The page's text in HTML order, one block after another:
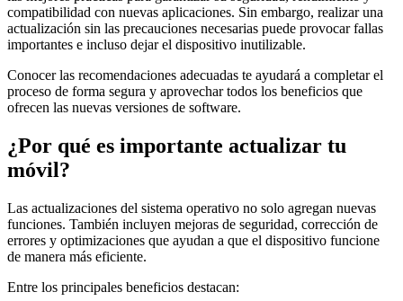
compatibilidad con nuevas aplicaciones. Sin embargo, realizar una
actualización sin las precauciones necesarias puede provocar fallas
importantes e incluso dejar el dispositivo inutilizable.
Conocer las recomendaciones adecuadas te ayudará a completar el
proceso de forma segura y aprovechar todos los beneficios que
ofrecen las nuevas versiones de software.
¿Por qué es importante actualizar tu
móvil?
Las actualizaciones del sistema operativo no solo agregan nuevas
funciones. También incluyen mejoras de seguridad, corrección de
errores y optimizaciones que ayudan a que el dispositivo funcione
de manera más eficiente.
Entre los principales beneficios destacan: